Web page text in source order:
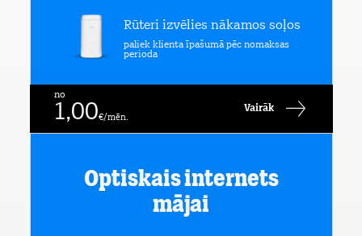
Rūteri izvēlies nākamos soļos
paliek klienta īpašumā pēc nomaksas
perioda
no
1,00€/mēn.
Vairāk
Optiskais internets
mājai